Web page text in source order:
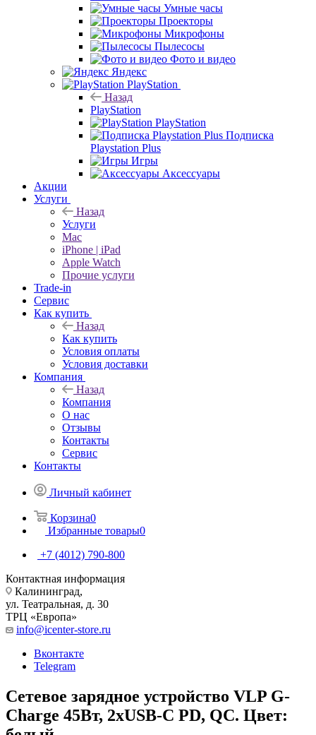
Умные часы
Проекторы
Микрофоны
Пылесосы
Фото и видео
Яндекс
PlayStation
Назад
PlayStation
PlayStation
Подписка
Playstation Plus
Игры
Аксессуары
Акции
Услуги
Назад
Услуги
Mac
iPhone | iPad
Apple Watch
Прочие услуги
Trade-in
Сервис
Как купить
Назад
Как купить
Условия оплаты
Условия доставки
Компания
Назад
Компания
О нас
Отзывы
Контакты
Сервис
Контакты
Личный кабинет
Корзина0
Избранные товары0
+7 (4012) 790-800
Контактная информация
Калининград,
ул. Театральная, д. 30
ТРЦ «Европа»
info@icenter-store.ru
Вконтакте
Telegram
Сетевое зарядное устройство VLP G-
Charge 45Вт, 2xUSB-C PD, QC. Цвет: